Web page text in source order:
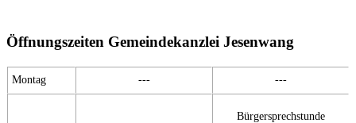
Öffnungszeiten Gemeindekanzlei Jesenwang
Montag --- ---
Bürgersprechstunde